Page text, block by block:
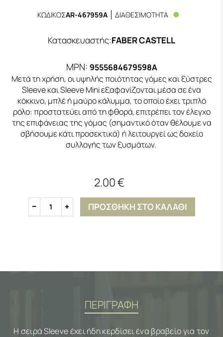
ΚΩΔΙΚΟΣAR-467959A ΔΙΑΘΕΣΙΜΟΤΗΤΑ
Κατασκευαστής:FABER CASTELL
MPN: 9555684679598A
Μετά τη χρήση, οι υψηλής ποιότητας γόμες και ξύστρες
Sleeve και Sleeve Mini εξαφανίζονται μέσα σε ένα
κόκκινο, μπλέ ή μαύρο κάλυμμα, το οποίο έχει τριπλό
ρόλο: προστατεύει από τη φθορά, επιτρέπει τον έλεγχο
της επιφάνειας της γόμας (σημαντικό όταν θέλουμε να
σβήσουμε κάτι προσεκτικά) ή λειτουργεί ως δοχείο
συλλογής των ξυσμάτων.
2.00 €
1 ΠΡΟΣΘΗΚΗ ΣΤΟ ΚΑΛΑΘΙ
ΠΕΡΙΓΡΑΦΗ
Η σειρά Sleeve έχει ήδη κερδίσει ένα βραβείο για τον